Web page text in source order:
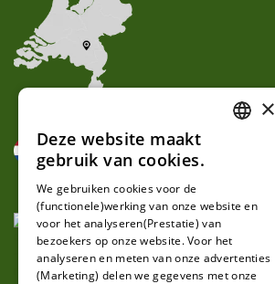
GERMAN
×
Deze website maakt
gebruik van cookies.
We gebruiken cookies voor de
(functionele)werking van onze website en
voor het analyseren(Prestatie) van
bezoekers op onze website. Voor het
analyseren en meten van onze advertenties
(Marketing) delen we gegevens met onze